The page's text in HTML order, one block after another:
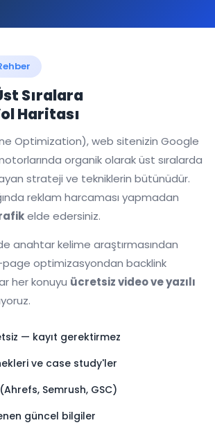
Sıralara
Haritası
Optimization), web sitenizin Google
organik olarak üst sıralarda
strateji ve tekniklerin bütünüdür.
reklam harcaması yapmadan
elde edersiniz.
anahtar kelime araştırmasından
page optimizasyondan backlink
her konuyu ücretsiz video ve yazılı
— kayıt gerektirmez
ve case study'ler
Semrush, GSC)
güncel bilgiler